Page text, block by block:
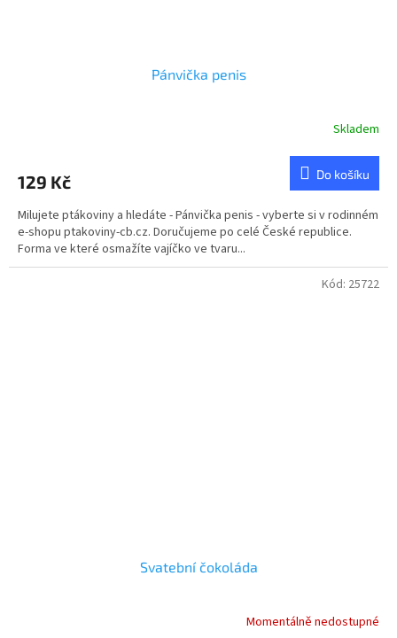
Pánvička penis
je
z
5
hvězdiček.
Skladem
129 Kč Do košíku
Milujete ptákoviny a hledáte - Pánvička penis - vyberte si v rodinném
e-shopu ptakoviny-cb.cz. Doručujeme po celé České republice.
Forma ve které osmažíte vajíčko ve tvaru...
Svatební čokoláda
Momentálně nedostupné
Kód: 25722